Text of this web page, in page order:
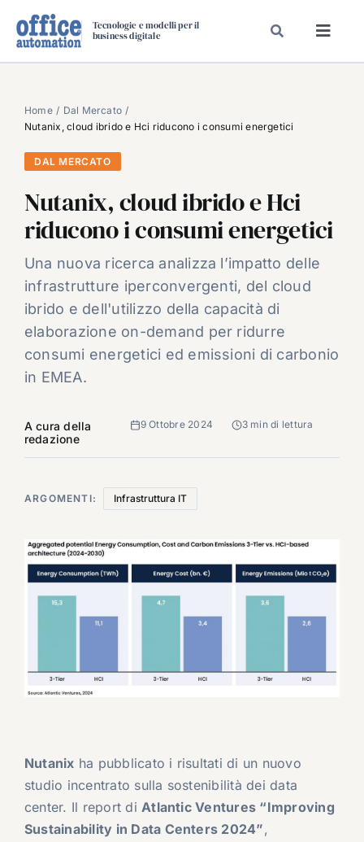
Tecnologie e modelli per il
business digitale
SPECIAL PAPER
TAVOLE ROTONDE DI REDAZIONE
DAL MERCATO
CARRIERE
VIDEO
EVENTI
CHI SIAMO
Home
Dal Mercato
Nutanix, cloud ibrido e Hci riducono i consumi energetici
DAL MERCATO
Nutanix, cloud ibrido e Hci
riducono i consumi energetici
Una nuova ricerca analizza l’impatto delle
infrastrutture iperconvergenti, del cloud
ibrido e dell'utilizzo della capacità di
elaborazione on-demand per ridurre
consumi energetici ed emissioni di carbonio
in EMEA.
A cura della
redazione
9 Ottobre 2024 3 min di lettura
ARGOMENTI: Infrastruttura IT
Nutanix ha pubblicato i risultati di un nuovo
studio incentrato sulla sostenibilità dei data
center. Il report diAtlantic Ventures “Improving
Sustainability in Data Centers 2024”,